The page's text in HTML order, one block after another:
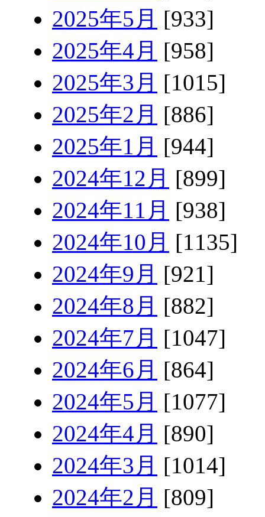
2025年5月 [933]
2025年4月 [958]
2025年3月 [1015]
2025年2月 [886]
2025年1月 [944]
2024年12月 [899]
2024年11月 [938]
2024年10月 [1135]
2024年9月 [921]
2024年8月 [882]
2024年7月 [1047]
2024年6月 [864]
2024年5月 [1077]
2024年4月 [890]
2024年3月 [1014]
2024年2月 [809]